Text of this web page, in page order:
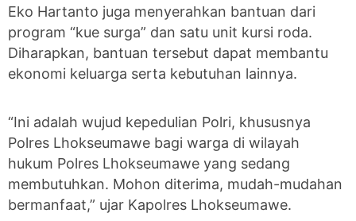
Eko Hartanto juga menyerahkan bantuan dari
program “kue surga” dan satu unit kursi roda.
Diharapkan, bantuan tersebut dapat membantu
ekonomi keluarga serta kebutuhan lainnya.
“Ini adalah wujud kepedulian Polri, khususnya
Polres Lhokseumawe bagi warga di wilayah
hukum Polres Lhokseumawe yang sedang
membutuhkan. Mohon diterima, mudah-mudahan
bermanfaat,” ujar Kapolres Lhokseumawe.